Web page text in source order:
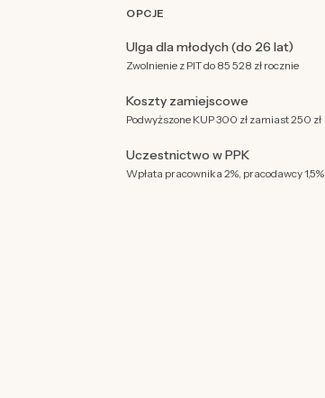
OPCJE
Ulga dla młodych (do 26 lat)
Zwolnienie z PIT do 85 528 zł rocznie
Koszty zamiejscowe
Podwyższone KUP 300 zł zamiast 250 zł
Uczestnictwo w PPK
Wpłata pracownika 2%, pracodawcy 1,5%